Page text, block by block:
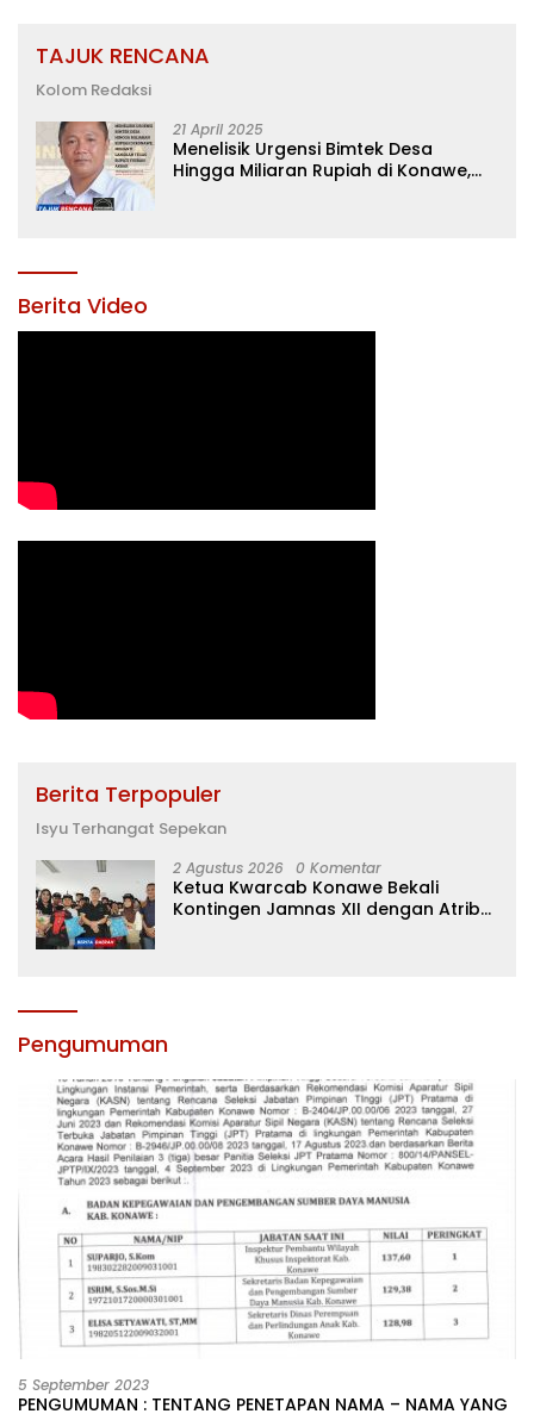
TAJUK RENCANA
Kolom Redaksi
21 April 2025
Menelisik Urgensi Bimtek Desa
Hingga Miliaran Rupiah di Konawe,
Berita Video
Berita Terpopuler
Isyu Terhangat Sepekan
2 Agustus 2026 0 Komentar
Ketua Kwarcab Konawe Bekali
Kontingen Jamnas XII dengan Atribut
Pengumuman
5 September 2023
PENGUMUMAN : TENTANG PENETAPAN NAMA – NAMA YANG